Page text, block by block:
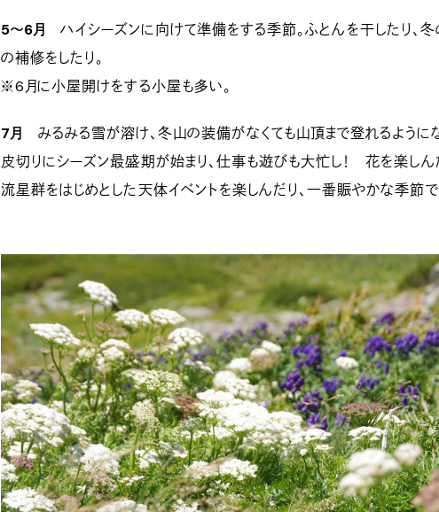
5〜6月
ハイシーズンに向けて準備をする季節。ふとんを干したり、
の補修をしたり。
※6月に小屋開けをする小屋も多い。
7月
みるみる雪が溶け、冬山の装備がなくても山頂まで登れるように
皮切りにシーズン最盛期が始まり、仕事も遊びも大忙し！ 花を楽しん
流星群をはじめとした天体イベントを楽しんだり、一番賑やかな季節で